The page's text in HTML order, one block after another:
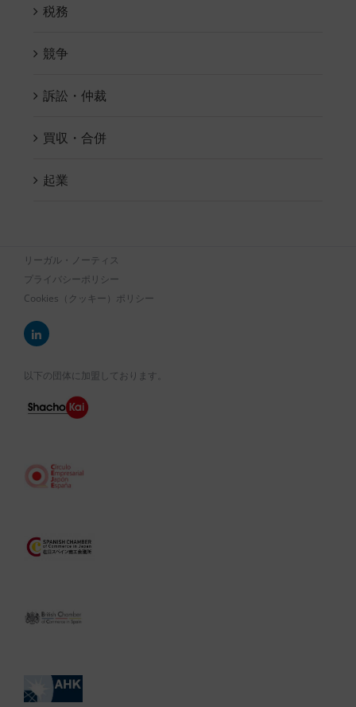
税務
競争
訴訟・仲裁
買収・合併
起業
リーガル・ノーティス
プライバシーポリシー
Cookies（クッキー）ポリシー
以下の団体に加盟しております。